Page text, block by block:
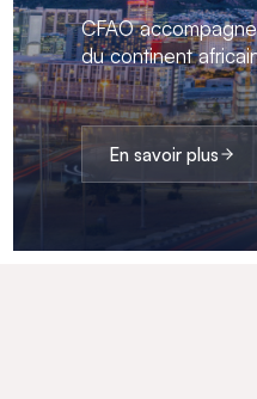
CFAO
du continent
En savoir plus